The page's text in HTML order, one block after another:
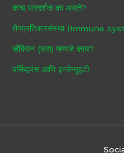
काच पारदर्शक का असते?
रोगप्रतिकारसंस्था (Immune
व्हॅक्सिन (लस) म्हणजे काय?
पर्सिव्हरंस आणि इन्जेन्युइटी